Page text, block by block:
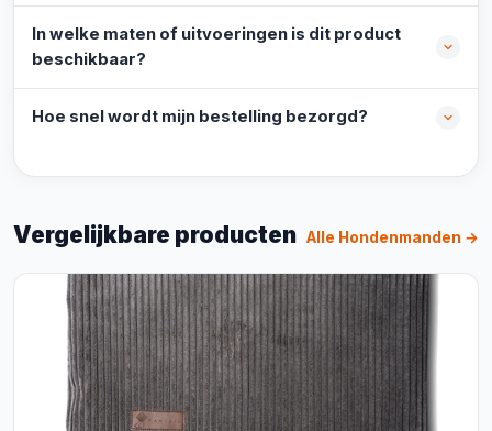
In welke maten of uitvoeringen is dit product
beschikbaar?
Hoe snel wordt mijn bestelling bezorgd?
Vergelijkbare producten Alle Hondenmanden →